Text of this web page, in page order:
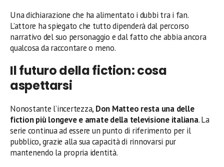
Una dichiarazione che ha alimentato i dubbi tra i fan.
L’attore ha spiegato che tutto dipenderà dal percorso
narrativo del suo personaggio e dal fatto che abbia ancora
qualcosa da raccontare o meno.
Il futuro della fiction: cosa
aspettarsi
Nonostante l’incertezza, Don Matteo resta una delle
fiction più longeve e amate della televisione italiana. La
serie continua ad essere un punto di riferimento per il
pubblico, grazie alla sua capacità di rinnovarsi pur
mantenendo la propria identità.